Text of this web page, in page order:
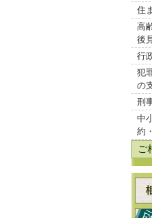
住
高
後
行
犯
の
刑
中
約
ご